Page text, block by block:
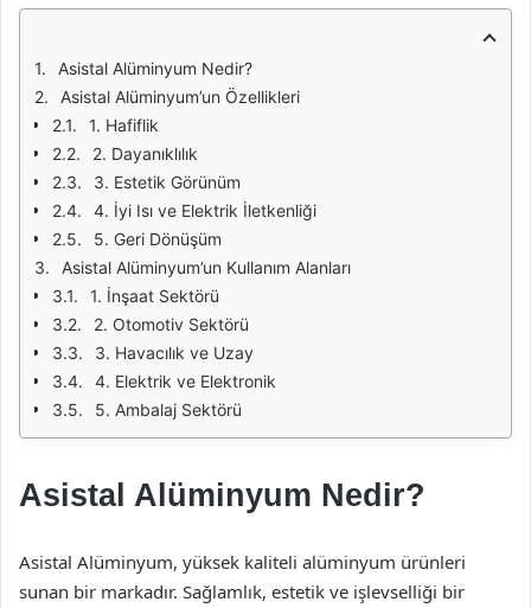
Asistal Alüminyum Nedir?
Asistal Alüminyum’un Özellikleri
1. Hafiflik
2. Dayanıklılık
3. Estetik Görünüm
4. İyi Isı ve Elektrik İletkenliği
5. Geri Dönüşüm
Asistal Alüminyum’un Kullanım Alanları
1. İnşaat Sektörü
2. Otomotiv Sektörü
3. Havacılık ve Uzay
4. Elektrik ve Elektronik
5. Ambalaj Sektörü
Asistal Alüminyum Nedir?
Asistal Alüminyum, yüksek kaliteli alüminyum ürünleri
sunan bir markadır. Sağlamlık, estetik ve işlevselliği bir